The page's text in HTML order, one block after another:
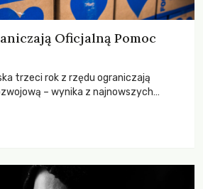
Oficjalną Pomoc
trzeci rok z rzędu ograniczają
– wynika z najnowszych
tąpnięcie ODA w historii. Jakie będą